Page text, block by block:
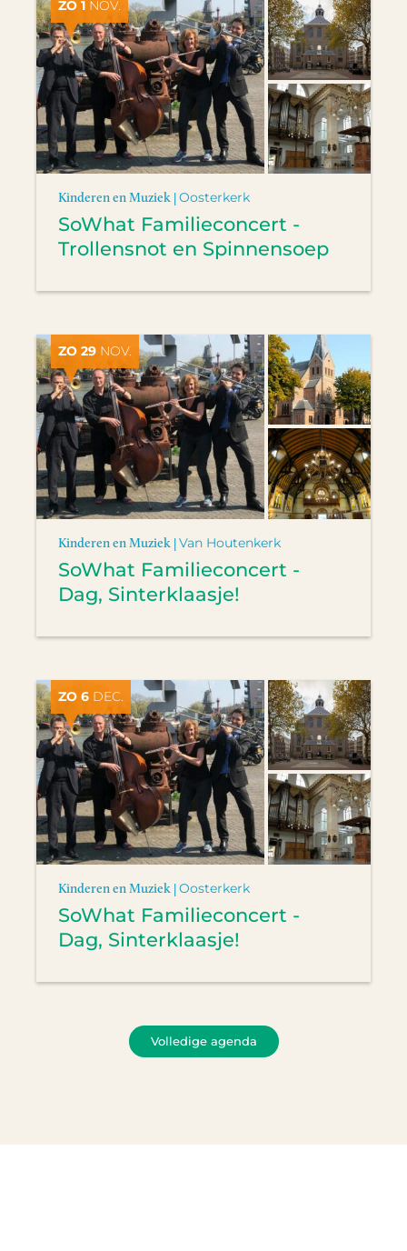
ZO 1 NOV.
Kinderen en Muziek |Oosterkerk
SoWhat Familieconcert -
Trollensnot en Spinnensoep
ZO 29 NOV.
Kinderen en Muziek |Van Houtenkerk
SoWhat Familieconcert -
Dag, Sinterklaasje!
ZO 6 DEC.
Kinderen en Muziek |Oosterkerk
SoWhat Familieconcert -
Dag, Sinterklaasje!
Volledige agenda